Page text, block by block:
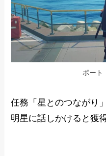
ポート
任務「星とのつながり
明星に話しかけると獲得